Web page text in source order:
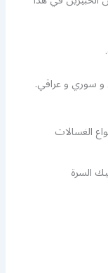
سوري و عراقي.
الغسالات
السرة